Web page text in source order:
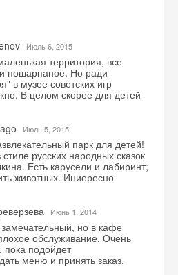
Июль 6, 2015
территория, все
пошарпаное. Но ради
в музее советских игр
В целом скорее для детей
Июль 5, 2015
парк для детей!
русских народных сказок
Есть карусели и лабиринт;
животных. Иниересно
Июнь 1, 2014
но в кафе
обслуживание. Очень
пока подойдет
меню и принять заказ.